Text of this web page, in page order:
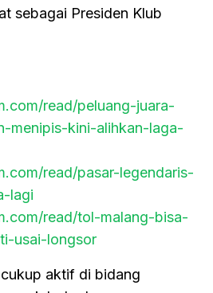
sebagai Presiden Klub
read/peluang-juara-
menipis-kini-alihkan-laga-
read/pasar-legendaris-
lagi
read/tol-malang-bisa-
usai-longsor
aktif di bidang